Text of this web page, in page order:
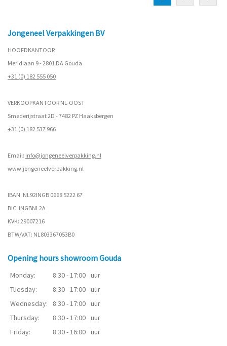
Jongeneel Verpakkingen BV
HOOFDKANTOOR
Meridiaan 9 - 2801 DA Gouda
+31 (0) 182 555 050
VERKOOPKANTOOR NL-OOST
Smederijstraat 2D - 7482 PZ Haaksbergen
+31 (0) 182 537 966
Email: info@jongeneelverpakking.nl
www.jongeneelverpakking.nl
IBAN: NL92INGB 0668 5222 67
BIC: INGBNL2A
KVK: 29007216
BTW/VAT: NL803367053B0
Opening hours showroom Gouda
Monday: 8:30 - 17:00 uur
Tuesday:
8:30 - 17:00 uur
Wednesday:
8:30 - 17:00 uur
Thursday:
8:30 - 17:00 uur
Friday:
8:30 - 16:00 uur